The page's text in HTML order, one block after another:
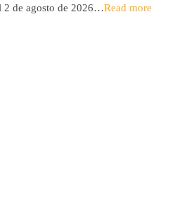
2 de agosto de 2026…Read more